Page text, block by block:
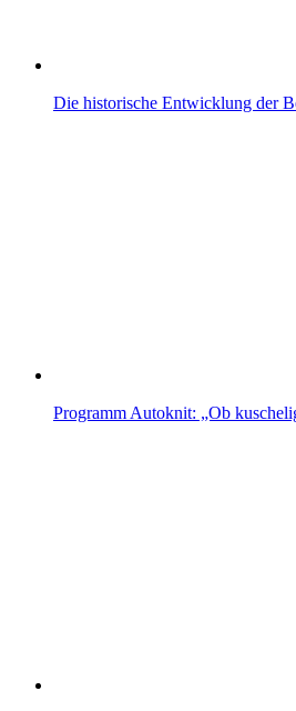
Die historische Entwicklung der
Programm Autoknit: „Ob